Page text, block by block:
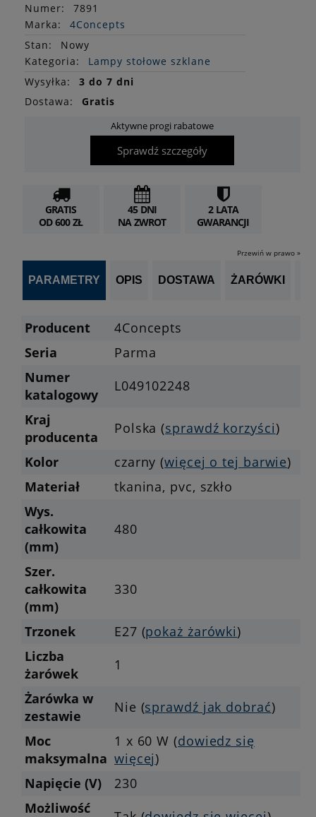
Numer:
7891
Marka:
4Concepts
Stan:
Nowy
Kategoria:
Lampy stołowe szklane
Wysyłka:
3 do 7 dni
Dostawa:
Gratis
Aktywne progi rabatowe
Sprawdź szczegóły
GRATIS
OD 600 ZŁ
45 DNI
NA ZWROT
2 LATA
GWARANCJI
Przewiń w prawo »
PARAMETRY OPIS DOSTAWA ŻARÓWKI
Producent
4Concepts
Seria
Parma
Numer
katalogowy
L049102248
Kraj
producenta
Polska (sprawdź korzyści)
Kolor
czarny (więcej o tej barwie)
Materiał
tkanina, pvc, szkło
Wys.
całkowita
(mm)
480
Szer.
całkowita
(mm)
330
Trzonek E27 (pokaż żarówki)
Liczba
żarówek
1
Żarówka w
zestawie
Nie (sprawdź jak dobrać)
Moc
maksymalna
1 x 60 W (dowiedz się
więcej)
Napięcie (V)
230
Możliwość